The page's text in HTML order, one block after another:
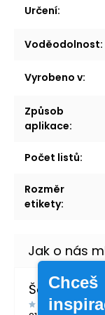
Určení:
Voděodolnost:
Vyrobeno v:
Způsob
aplikace:
Počet listů:
Rozměr
etikety:
ŠárkaChceš